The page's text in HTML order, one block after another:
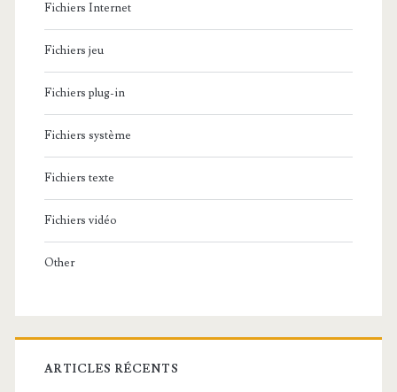
r
o
Fichiers Internet
Fichiers jeu
Fichiers plug-in
Fichiers système
Fichiers texte
Fichiers vidéo
Other
ARTICLES RÉCENTS